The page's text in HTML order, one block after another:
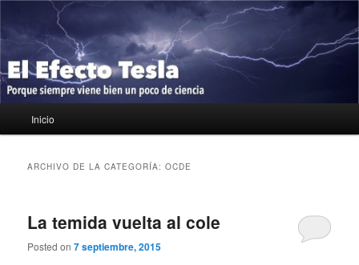
contenido
principal
contenido
secundario
El Efecto Tesla
Porque siempre viene bien un poco de ciencia
principal
Inicio
ARCHIVO DE LA CATEGORÍA:OCDE
La temida vuelta al cole
Posted on7 septiembre, 2015